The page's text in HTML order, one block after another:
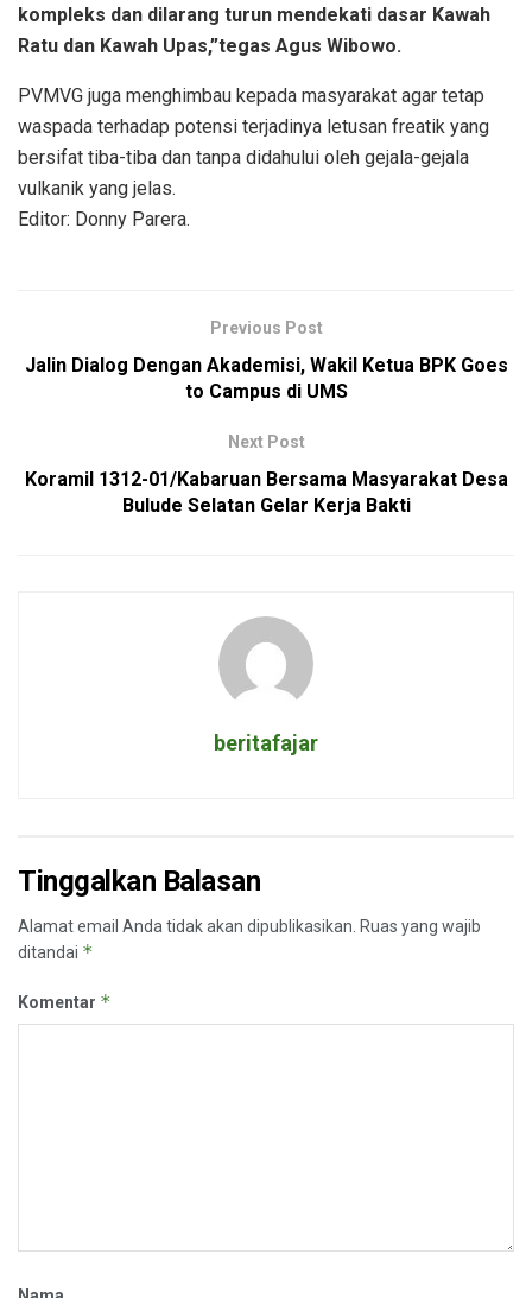
kompleks dan dilarang turun mendekati dasar Kawah
Ratu dan Kawah Upas,”tegas Agus Wibowo.
PVMVG juga menghimbau kepada masyarakat agar tetap
waspada terhadap potensi terjadinya letusan freatik yang
bersifat tiba-tiba dan tanpa didahului oleh gejala-gejala
vulkanik yang jelas.
Editor: Donny Parera.
Previous Post
Jalin Dialog Dengan Akademisi, Wakil Ketua BPK Goes
to Campus di UMS
Next Post
Koramil 1312-01/Kabaruan Bersama Masyarakat Desa
Bulude Selatan Gelar Kerja Bakti
beritafajar
Tinggalkan Balasan
Alamat email Anda tidak akan dipublikasikan. Ruas yang wajib
ditandai *
Komentar *